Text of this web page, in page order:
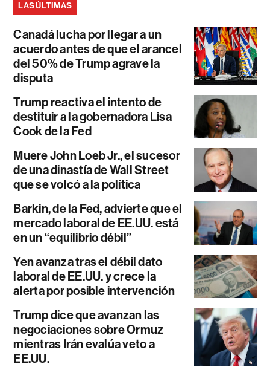
LAS ÚLTIMAS
Canadá lucha por llegar a un
acuerdo antes de que el arancel
del 50% de Trump agrave la
disputa
Trump reactiva el intento de
destituir a la gobernadora Lisa
Cook de la Fed
Muere John Loeb Jr., el sucesor
de una dinastía de Wall Street
que se volcó a la política
Barkin, de la Fed, advierte que el
mercado laboral de EE.UU. está
en un “equilibrio débil”
Yen avanza tras el débil dato
laboral de EE.UU. y crece la
alerta por posible intervención
Trump dice que avanzan las
negociaciones sobre Ormuz
mientras Irán evalúa veto a
EE.UU.